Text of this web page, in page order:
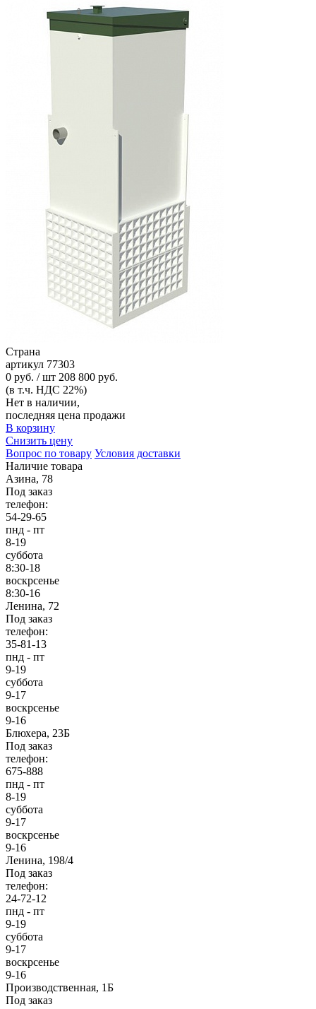
Страна
артикул 77303
0 руб. / шт 208 800 руб.
(в т.ч. НДС 22%)
Нет в наличии,
последняя цена продажи
В корзину
Снизить цену
Вопрос по товару Условия доставки
Наличие товара
Азина, 78
Под заказ
телефон:
54-29-65
пнд - пт
8-19
суббота
8:30-18
воскрсенье
8:30-16
Ленина, 72
Под заказ
телефон:
35-81-13
пнд - пт
9-19
суббота
9-17
воскрсенье
9-16
Блюхера, 23Б
Под заказ
телефон:
675-888
пнд - пт
8-19
суббота
9-17
воскрсенье
9-16
Ленина, 198/4
Под заказ
телефон:
24-72-12
пнд - пт
9-19
суббота
9-17
воскрсенье
9-16
Производственная, 1Б
Под заказ